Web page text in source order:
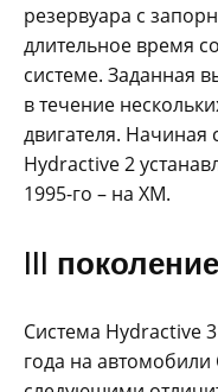
резервуара с
длительное время
системе. Заданная
в течение
двигателя. Начиная
Hydractive 2
1995-го – на XM.
III поколение
Система Hydractive
года на